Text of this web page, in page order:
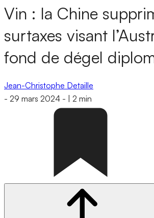
Vin : la Chine
surtaxes visant
fond de dégel
Jean-Christophe Detaille
- 29 mars 2024 - 2 min